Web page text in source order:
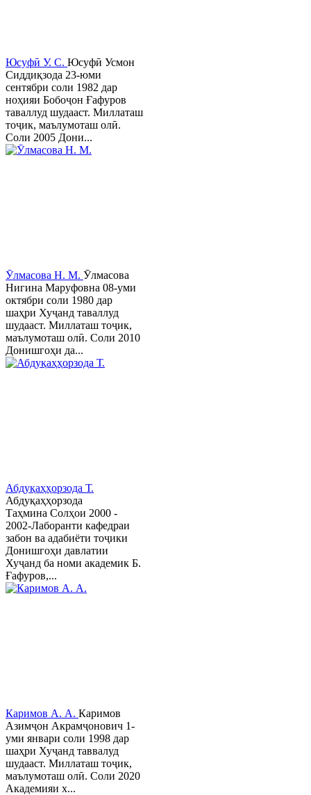
Юсуфӣ У. C. Юсуфӣ Усмон
Сиддиқзода 23-юми
сентябри соли 1982 дар
ноҳияи Бобоҷон Ғафуров
таваллуд шудааст. Миллаташ
тоҷик, маълумоташ олӣ.
Соли 2005 Дони...
Ӯлмасова Н. М. Ӯлмасова
Нигина Маруфовна 08-уми
октябри соли 1980 дар
шаҳри Хуҷанд таваллуд
шудааст. Миллаташ тоҷик,
маълумоташ олӣ. Соли 2010
Донишгоҳи да...
Абдуқаҳҳорзода Т.
Абдуқаҳҳорзода
Таҳмина Солҳои 2000 -
2002-Лаборанти кафедраи
забон ва адабиёти тоҷики
Донишгоҳи давлатии
Хуҷанд ба номи академик Б.
Ғафуров,...
Каримов А. А. Каримов
Азимҷон Акрамҷонович 1-
уми январи соли 1998 дар
шаҳри Хуҷанд таввалуд
шудааст. Миллаташ тоҷик,
маълумоташ олӣ. Соли 2020
Академияи х...